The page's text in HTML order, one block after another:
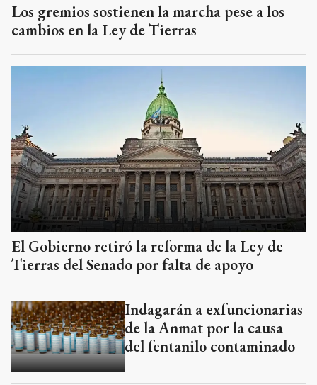
Los gremios sostienen la marcha pese a los
cambios en la Ley de Tierras
El Gobierno retiró la reforma de la Ley de
Tierras del Senado por falta de apoyo
Indagarán a exfuncionarias
de la Anmat por la causa
del fentanilo contaminado